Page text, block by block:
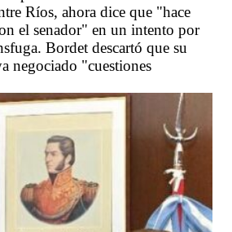
Ríos, ahora dice que "hace
el senador" en un intento por
Bordet descartó que su
negociado "cuestiones